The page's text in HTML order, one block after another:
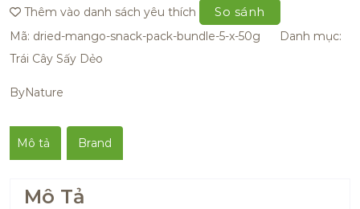
Thêm vào danh sách yêu thích So sánh
Mã: dried-mango-snack-pack-bundle-5-x-50g
Danh mục:
Trái Cây Sấy Dẻo
ByNature
Mô tả Brand
Mô Tả